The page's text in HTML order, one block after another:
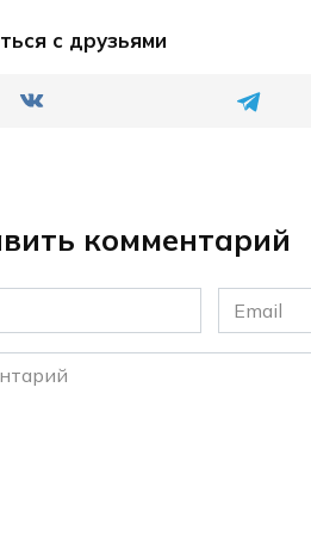
с друзьями
комментарий
Email
*